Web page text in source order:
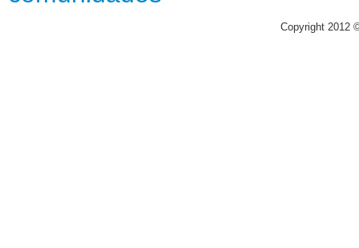
Copyright 2012